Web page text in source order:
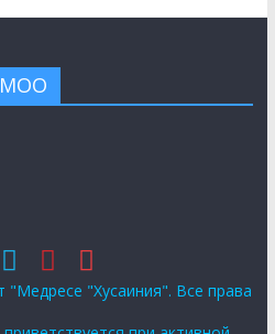
"Хусаиния". Все права